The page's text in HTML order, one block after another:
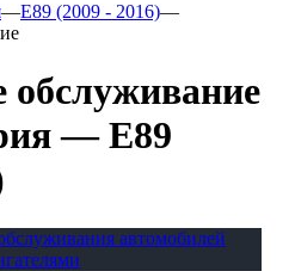
—E89 (2009 - 2016)—
обслуживание
— E89
автомобилей